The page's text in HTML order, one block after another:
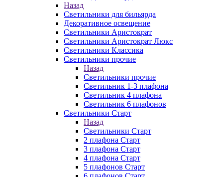
Назад
Светильники для бильярда
Декоративное освещение
Светильники Аристократ
Светильники Аристократ Люкс
Светильники Классика
Светильники прочие
Назад
Светильники прочие
Светильник 1-3 плафона
Светильник 4 плафона
Светильник 6 плафонов
Светильники Старт
Назад
Светильники Старт
2 плафона Старт
3 плафона Старт
4 плафона Старт
5 плафонов Старт